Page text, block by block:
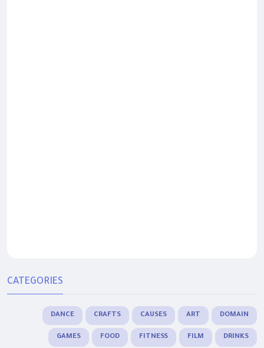
CATEGORIES
DOMAIN
ART
CAUSES
CRAFTS
DANCE
DRINKS
FILM
FITNESS
FOOD
GAMES